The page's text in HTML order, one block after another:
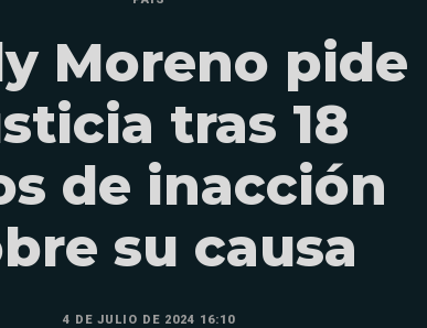
Moreno pide
tras 18
de inacción
su causa
4 DE JULIO DE 2024 16:10